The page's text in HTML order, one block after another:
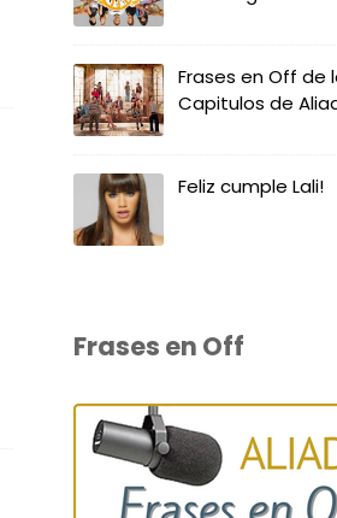
Frases en Off de
Capitulos de
Feliz cumple Lali!
Frases en Off